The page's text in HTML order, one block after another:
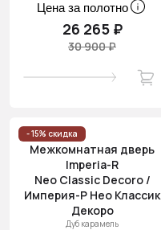
Цена за полотно
26 265 ₽
30 900 ₽
- 15% скидка
Межкомнатная дверь
Imperia-R
Neo Classic Decoro /
Империя-Р Нео Классик
Декоро
Дуб карамель